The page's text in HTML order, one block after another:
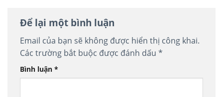
Để lại một bình luận
Email của bạn sẽ không được hiển thị công khai.
Các trường bắt buộc được đánh dấu *
Bình luận *